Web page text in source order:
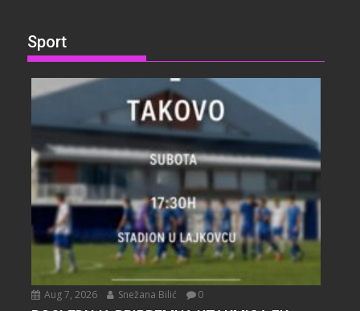
Sport
Aug 7, 2026 Snežana Bilić 0